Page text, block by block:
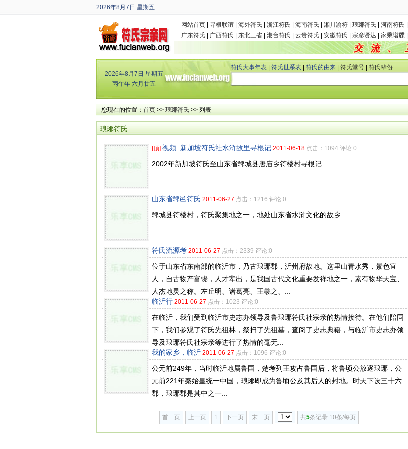
2026年8月7日 星期五
丙午年 六月廿五 网站首页 寻根联谊 海外符氏 浙江符氏 海南符氏 湘川渝符 琅琊符氏 河南符氏
广东符氏
广西符氏 东北三省 港台符氏 云贵符氏 安徽符氏 宗彦贤达 家乘谱牒
2026年8月7日 星期五
丙午年 六月廿五
符氏大事年表 符氏世系表 符氏的由来 符氏堂号 符氏辈份
您现在的位置： 首页 >> 琅琊符氏 >> 列表
琅琊符氏
[顶] 视频: 新加坡符氏社水浒故里寻根记 2011-06-18 点击：1094 评论:0
2002年新加坡符氏至山东省郓城县唐庙乡符楼村寻根记...
山东省郓邑符氏 2011-06-27 点击：1216 评论:0
郓城县符楼村，符氏聚集地之一，地处山东省水浒文化的故乡...
符氏流源考 2011-06-27 点击：2339 评论:0
位于山东省东南部的临沂市，乃古琅琊郡，沂州府故地。这里山青水秀，景色宜
人，自古物产富饶，人才辈出，是我国古代文化重要发祥地之一，素有物华天宝、
人杰地灵之称。左丘明、诸葛亮、王羲之、...
临沂行 2011-06-27 点击：1023 评论:0
在临沂，我们受到临沂市史志办领导及鲁琅琊符氏社宗亲的热情接待。在他们陪同
下，我们参观了符氏先祖林，祭扫了先祖墓，查阅了史志典籍，与临沂市史志办领
导及琅琊符氏社宗亲等进行了热情的毫无...
我的家乡，临沂 2011-06-27 点击：1096 评论:0
公元前249年，当时临沂地属鲁国，楚考列王攻占鲁国后，将鲁顷公放逐琅琊，公
元前221年秦始皇统一中国，琅琊即成为鲁顷公及其后人的封地。时天下设三十六
郡，琅琊郡是其中之一...
首 页 上一页 1 下一页 末 页 共5条记录 10条/每页